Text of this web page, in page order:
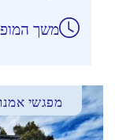
משך המופע:
מפגשי